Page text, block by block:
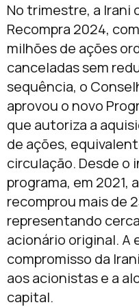
No trimestre, a Irani
Recompra 2024,
milhões de ações
canceladas sem
sequência, o
aprovou o novo
que autoriza a
de ações,
circulação. Desde o
programa, em 2021,
recomprou mais de
representando
acionário original. A
compromisso da
aos acionistas e a
capital.